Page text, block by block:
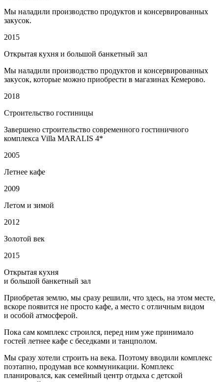
Мы наладили производство продуктов и консервированных
закусок.
2015
Открытая кухня и большой банкетный зал
Мы наладили производство продуктов и консервированных
закусок, которые можно приобрести в магазинах Кемерово.
2018
Строительство гостиницы
Завершено строительство современного гостиничного
комплекса Villa MARALIS 4*
2005
Летнее кафе
2009
Летом и зимой
2012
Золотой век
2015
Открытая кухня
и большой банкетный зал
Приобретая землю, мы сразу решили, что здесь, на этом месте,
вскоре появится не просто кафе, а место с отличным видом
и особой атмосферой.
Пока сам комплекс строился, перед ним уже принимало
гостей летнее кафе с беседками и танцполом.
Мы сразу хотели строить на века. Поэтому вводили комплекс
поэтапно, продумав все коммуникации. Комплекс
планировался, как семейный центр отдыха с детской